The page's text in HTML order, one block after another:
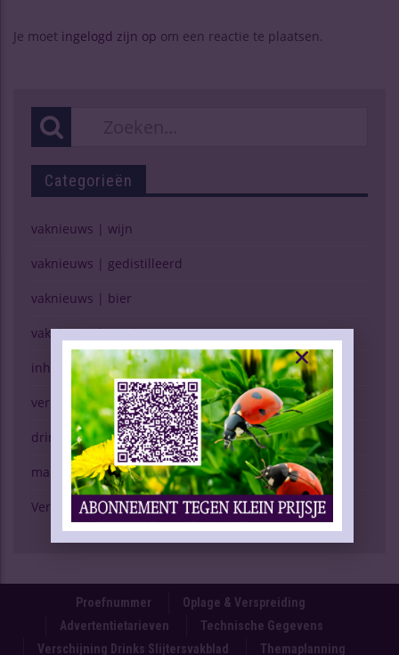
Je moet ingelogd zijn op om een reactie te plaatsen.
Categorieën
vaknieuws | wijn
vaknieuws | gedistilleerd
vaknieuws | bier
vaknieuws | overig
inhoud vakblad
verkopen (g)een kunst
drinken & gezondheid
marktspiegel
Verschijning Drinks Slijtersvakblad
Proefnummer
Oplage & Verspreiding
Advertentietarieven
Technische Gegevens
Verschijning Drinks Slijtersvakblad
Themaplanning